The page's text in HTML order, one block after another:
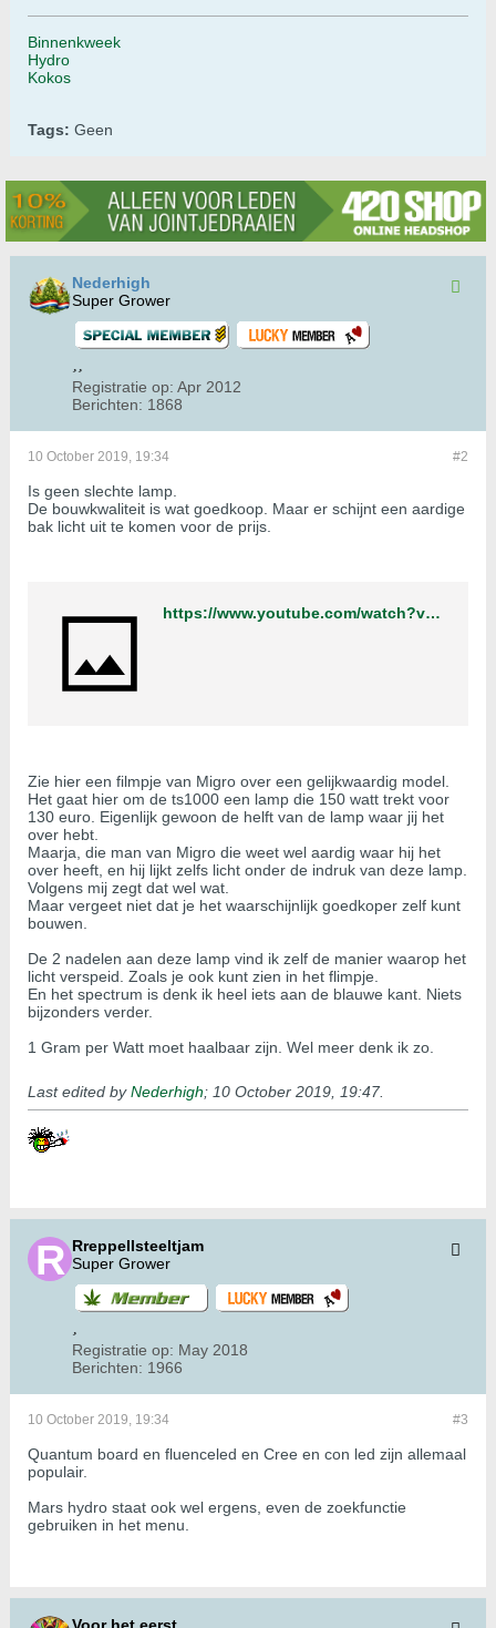
Binnenkweek
Hydro
Kokos
Tags: Geen
Nederhigh
Super Grower
Registratie op: Apr 2012
Berichten: 1868
#2
10 October 2019, 19:34
Is geen slechte lamp.
De bouwkwaliteit is wat goedkoop. Maar er schijnt een aardige
bak licht uit te komen voor de prijs.
https://www.youtube.com/watch?v=f1c-b55HhSk
Zie hier een filmpje van Migro over een gelijkwaardig model.
Het gaat hier om de ts1000 een lamp die 150 watt trekt voor
130 euro. Eigenlijk gewoon de helft van de lamp waar jij het
over hebt.
Maarja, die man van Migro die weet wel aardig waar hij het
over heeft, en hij lijkt zelfs licht onder de indruk van deze lamp.
Volgens mij zegt dat wel wat.
Maar vergeet niet dat je het waarschijnlijk goedkoper zelf kunt
bouwen.
De 2 nadelen aan deze lamp vind ik zelf de manier waarop het
licht verspeid. Zoals je ook kunt zien in het flimpje.
En het spectrum is denk ik heel iets aan de blauwe kant. Niets
bijzonders verder.
1 Gram per Watt moet haalbaar zijn. Wel meer denk ik zo.
Last edited byNederhigh; 10 October 2019, 19:47.
Rreppellsteeltjam
Super Grower
Registratie op: May 2018
Berichten: 1966
#3
10 October 2019, 19:34
Quantum board en fluenceled en Cree en con led zijn allemaal
populair.
Mars hydro staat ook wel ergens, even de zoekfunctie
gebruiken in het menu.